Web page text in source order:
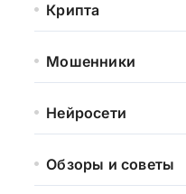
Крипта
Мошенники
Нейросети
Обзоры и советы